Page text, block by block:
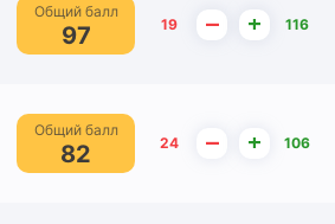
Общий балл
97 19 – + 116
Общий балл
82 24 – + 106